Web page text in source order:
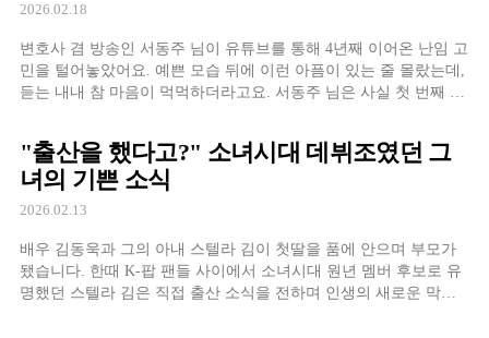
2026.02.18
변호사 겸 방송인 서동주 님이 유튜브를 통해 4년째 이어온 난임 고
민을 털어놓았어요. 예쁜 모습 뒤에 이런 아픔이 있는 줄 몰랐는데,
듣는 내내 참 마음이 먹먹하더라고요. 서동주 님은 사실 첫 번째 결
넘게 결혼을 망설였
"출산을 했다고?" 소녀시대 데뷔조였던 그
녀의 기쁜 소식
2026.02.13
배우 김동욱과 그의 아내 스텔라 김이 첫딸을 품에 안으며 부모가
됐습니다. 한때 K-팝 팬들 사이에서 소녀시대 원년 멤버 후보로 유
명했던 스텔라 김은 직접 출산 소식을 전하며 인생의 새로운 막을